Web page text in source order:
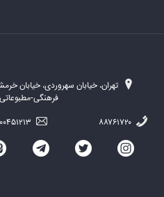
تهران، خیابان سهروردی، خیابان
فرهنگی-